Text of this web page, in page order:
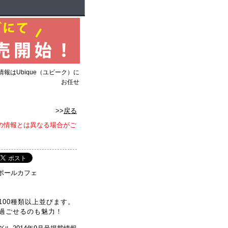
報はUbique（ユビーク）に
お任せ
>>戻る
情報とは異なる場合がご
種類以上並びます。
ごせるのも魅力！